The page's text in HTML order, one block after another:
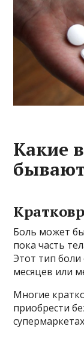
Какие
Боль может
пока часть
Этот тип
месяцев или
Многие
приобрести